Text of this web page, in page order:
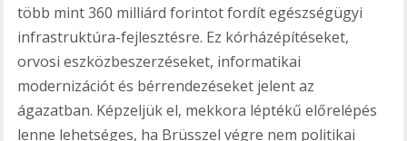
több mint 360 milliárd forintot fordít egészségügyi
infrastruktúra-fejlesztésre. Ez kórházépítéseket,
orvosi eszközbeszerzéseket, informatikai
modernizációt és bérrendezéseket jelent az
ágazatban. Képzeljük el, mekkora léptékű előrelépés
lenne lehetséges, ha Brüsszel végre nem politikai